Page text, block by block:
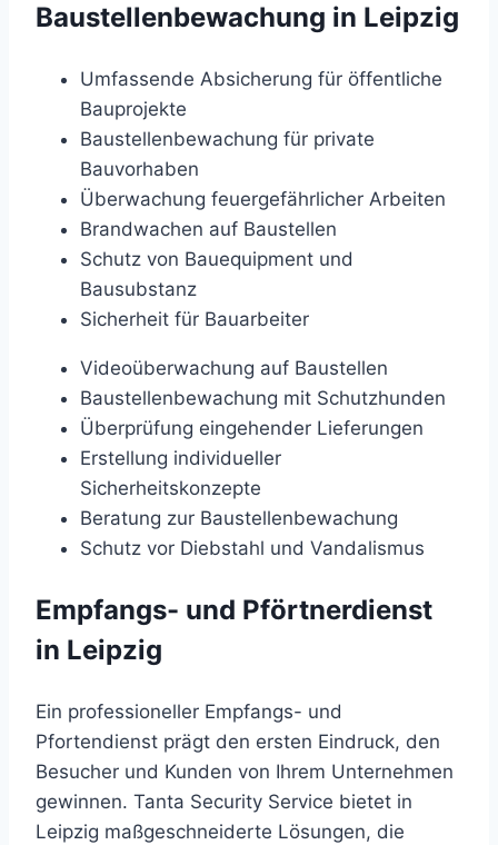
Baustellenbewachung in Leipzig
Umfassende Absicherung für öffentliche
Bauprojekte
Baustellenbewachung für private
Bauvorhaben
Überwachung feuergefährlicher Arbeiten
Brandwachen auf Baustellen
Schutz von Bauequipment und
Bausubstanz
Sicherheit für Bauarbeiter
Videoüberwachung auf Baustellen
Baustellenbewachung mit Schutzhunden
Überprüfung eingehender Lieferungen
Erstellung individueller
Sicherheitskonzepte
Beratung zur Baustellenbewachung
Schutz vor Diebstahl und Vandalismus
Empfangs- und Pförtnerdienst
in Leipzig
Ein professioneller Empfangs- und
Pfortendienst prägt den ersten Eindruck, den
Besucher und Kunden von Ihrem Unternehmen
gewinnen. Tanta Security Service bietet in
Leipzig maßgeschneiderte Lösungen, die